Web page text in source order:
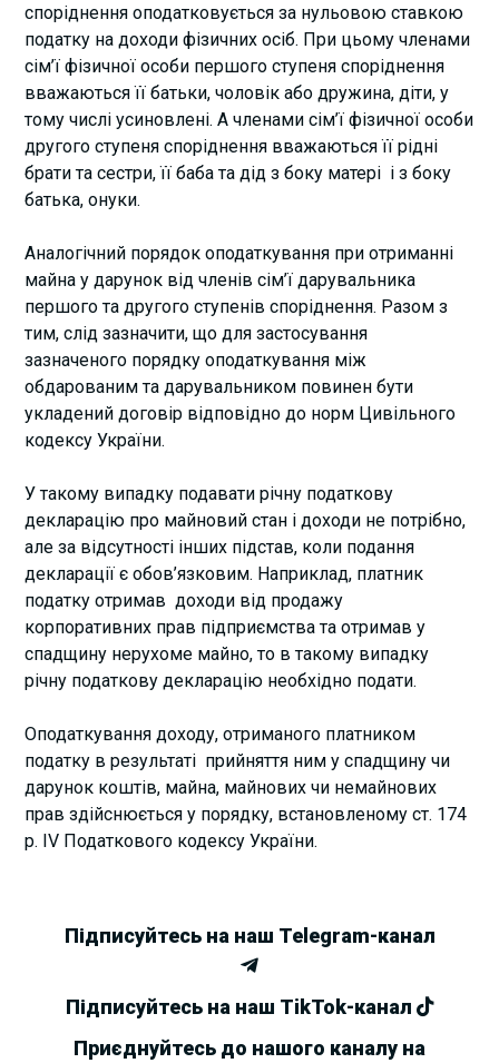
споріднення оподатковується за нульовою ставкою
податку на доходи фізичних осіб. При цьому членами
сім’ї фізичної особи першого ступеня споріднення
вважаються її батьки, чоловік або дружина, діти, у
тому числі усиновлені. А членами сім’ї фізичної особи
другого ступеня споріднення вважаються її рідні
брати та сестри, її баба та дід з боку матері і з боку
батька, онуки.
Аналогічний порядок оподаткування при отриманні
майна у дарунок від членів сім’ї дарувальника
першого та другого ступенів споріднення. Разом з
тим, слід зазначити, що для застосування
зазначеного порядку оподаткування між
обдарованим та дарувальником повинен бути
укладений договір відповідно до норм Цивільного
кодексу України.
У такому випадку подавати річну податкову
декларацію про майновий стан і доходи не потрібно,
але за відсутності інших підстав, коли подання
декларації є обов’язковим. Наприклад, платник
податку отримав доходи від продажу
корпоративних прав підприємства та отримав у
спадщину нерухоме майно, то в такому випадку
річну податкову декларацію необхідно подати.
Оподаткування доходу, отриманого платником
податку в результаті прийняття ним у спадщину чи
дарунок коштів, майна, майнових чи немайнових
прав здійснюється у порядку, встановленому ст. 174
р. IV Податкового кодексу України.
Підписуйтесь на наш Telegram-канал
Підписуйтесь на наш TikTok-канал
Приєднуйтесь до нашого каналу на